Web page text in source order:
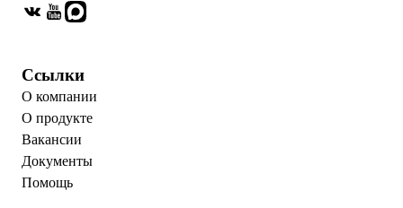
Ссылки
О компании
О продукте
Вакансии
Документы
Помощь